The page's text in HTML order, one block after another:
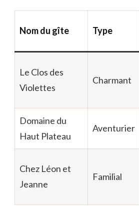
Nom du gîte Type
Le Clos des
Violettes
Charmant
Domaine du
Haut Plateau
Aventurier
Chez Léon et
Jeanne
Familial